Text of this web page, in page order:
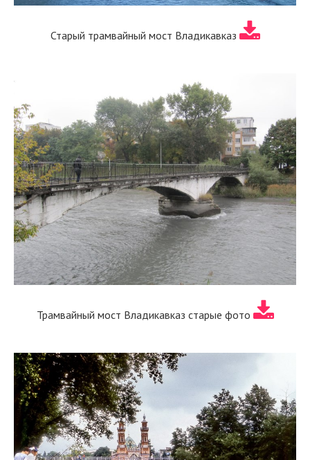
Старый трамвайный мост Владикавказ
Трамвайный мост Владикавказ старые фото